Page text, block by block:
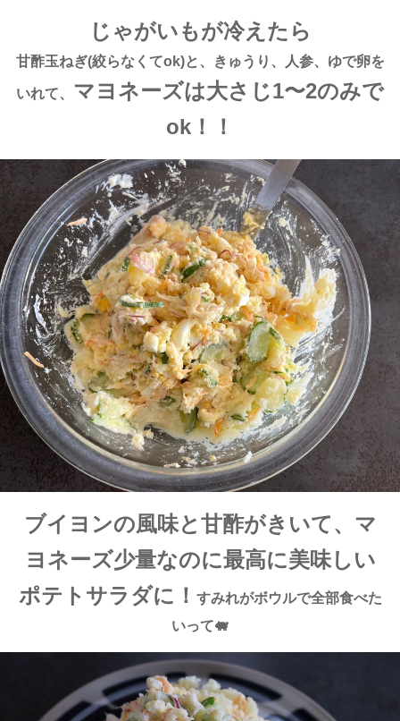
じゃがいもが冷えたら
甘酢玉ねぎ(絞らなくてok)と、きゅうり、人参、ゆで卵を
いれて、 マヨネーズは大さじ1〜2のみで
ok！！
ブイヨンの風味と甘酢がきいて、マ
ヨネーズ少量なのに最高に美味しい
ポテトサラダに！ すみれがボウルで全部食べた
いって🐖